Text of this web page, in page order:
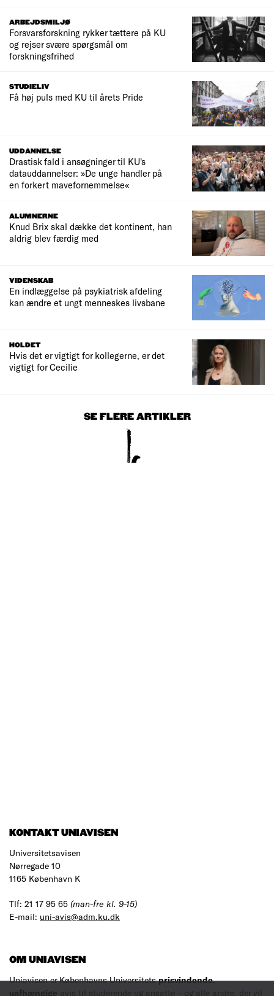
ARBEJDSMILJØ
Forsvarsforskning rykker tættere på KU
og rejser svære spørgsmål om
forskningsfrihed
STUDIELIV
Få høj puls med KU til årets Pride
UDDANNELSE
Drastisk fald i ansøgninger til KU's
datauddannelser: »De unge handler på
en forkert mavefornemmelse«
ALUMNERNE
Knud Brix skal dække det kontinent, han
aldrig blev færdig med
VIDENSKAB
En indlæggelse på psykiatrisk afdeling
kan ændre et ungt menneskes livsbane
HOLDET
Hvis det er vigtigt for kollegerne, er det
vigtigt for Cecilie
SE FLERE ARTIKLER
KONTAKT UNIAVISEN
Universitetsavisen
Nørregade 10
1165 København K
Tlf: 21 17 95 65 (man-fre kl. 9-15)
E-mail: uni-avis@adm.ku.dk
OM UNIAVISEN
Uniavisen er Københavns Universitetsprisvindende,
uafhængige avis til studerende og ansatte – og alle andre, der vil